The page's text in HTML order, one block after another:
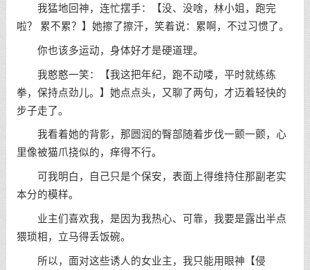
我猛地回神，连忙摆手：【没、没啥，林小姐，跑完
啦？ 累不累？】她擦了擦汗，笑着说：累啊，不过习惯了。
你也该多运动，身体好才是硬道理。
我憨憨一笑：【我这把年纪，跑不动喽，平时就练练
拳，保持点劲儿。】她点点头，又聊了两句，才迈着轻快的
步子走了。
我看着她的背影，那圆润的臀部随着步伐一颤一颤，心
里像被猫爪挠似的，痒得不行。
可我明白，自己只是个保安，表面上得维持住那副老实
本分的模样。
业主们喜欢我，是因为我热心、可靠，我要是露出半点
猥琐相，立马得丢饭碗。
所以，面对这些诱人的女业主，我只能用眼神【侵